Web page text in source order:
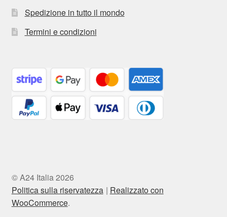
Spedizione in tutto il mondo
Termini e condizioni
© A24 Italia 2026
Politica sulla riservatezza
Realizzato con
WooCommerce.